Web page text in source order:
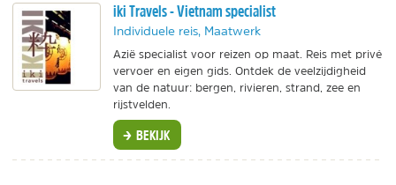
iki Travels - Vietnam specialist
Individuele reis, Maatwerk
Azië specialist voor reizen op maat. Reis met privé
vervoer en eigen gids. Ontdek de veelzijdigheid
van de natuur: bergen, rivieren, strand, zee en
rijstvelden.
BEKIJK